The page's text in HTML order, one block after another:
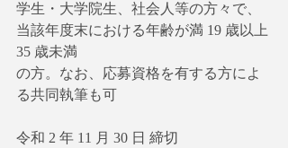
学生・大学院生、社会人等の方々で、
当該年度末における年齢が満 19 歳以上
35 歳未満
の方。なお、応募資格を有する方によ
る共同執筆も可
令和 2 年 11 ⽉ 30 ⽇ 締切